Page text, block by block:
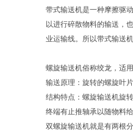
带式输送机是一种摩擦驱
以进行碎散物料的输送，
业运输线。所以带式输送
螺旋输送机俗称绞龙，适
输送原理：旋转的螺旋叶
结构特点：螺旋输送机旋
终端有止推轴承以随物料
双螺旋输送机就是有两根